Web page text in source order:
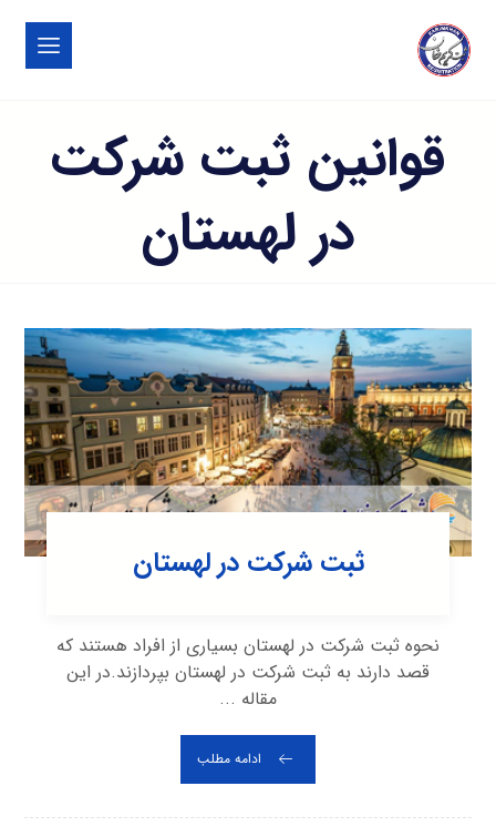
قوانین ثبت شرکت
در لهستان
ثبت شرکت در لهستان
نحوه ثبت شرکت در لهستان بسیاری از افراد هستند که
قصد دارند به ثبت شرکت در لهستان بپردازند.در این
مقاله ...
ادامه مطلب